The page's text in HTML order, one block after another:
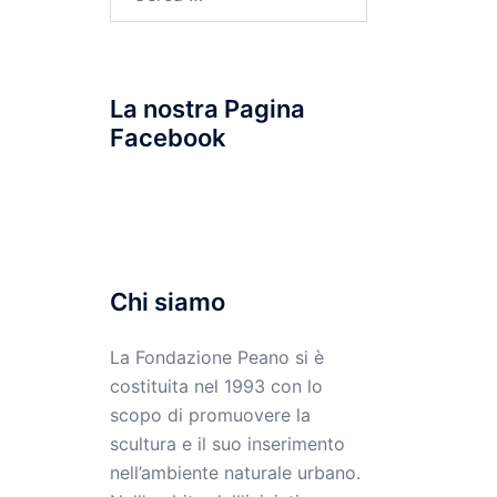
La nostra Pagina
Facebook
Chi siamo
La Fondazione Peano si è
costituita nel 1993 con lo
scopo di promuovere la
scultura e il suo inserimento
nell’ambiente naturale urbano.